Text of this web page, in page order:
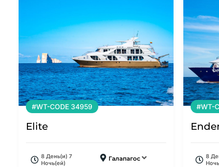
#WT-CODE 34959
Elite
8 День(и) 7
Ночь(ей)
Галапагос
#WT-
8